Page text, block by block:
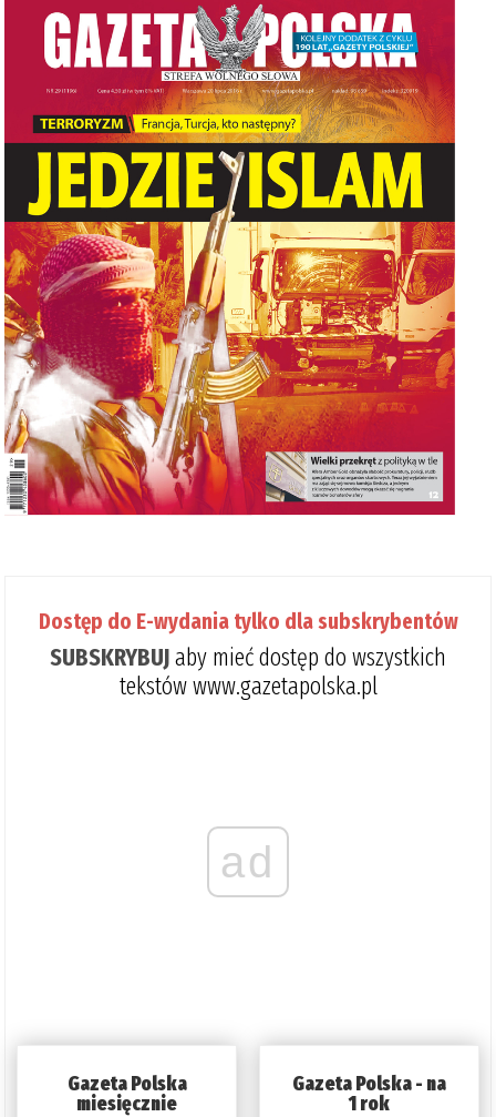
Dostęp do E-wydania tylko dla subskrybentów
SUBSKRYBUJaby mieć dostęp do wszystkich
tekstów www.gazetapolska.pl
ad
Gazeta Polska
miesięcznie
Gazeta Polska - na
1 rok